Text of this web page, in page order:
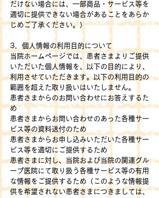
だけない場合には、一部商品・サービス等を
適切に提供できない場合があることをあらか
じめご了承ください。）
3．個人情報の利用目的について
当院ホームページでは、患者さまよりご提供
いただいた個人情報を、以下の目的により、
利用させていただきます。以下の利用目的の
範囲を超えた取り扱いはいたしません。
患者さまからのお問い合わせにお答えするた
め
患者さまからお問い合わせのあった各種サー
ビス等の資料送付のため
患者さまからお申し込みいただいた各種サー
ビス等を適切にご提供するため
患者さまに対し、当院および当院の関連グル
ープ医院にて取り扱う各種サービス等の有用
な情報をご提供するため（このような情報提
供を希望されない患者さまにつきましては、